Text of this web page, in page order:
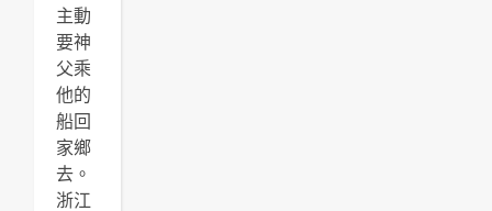
主動
要神
父乘
他的
船回
家鄉
去。
浙江